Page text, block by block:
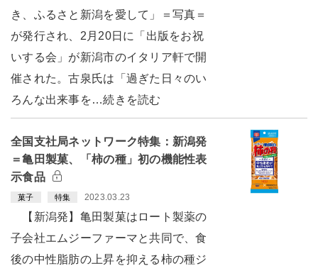
き、ふるさと新潟を愛して」＝写真＝
が発行され、2月20日に「出版をお祝
いする会」が新潟市のイタリア軒で開
催された。古泉氏は「過ぎた日々のい
ろんな出来事を…続きを読む
全国支社局ネットワーク特集：新潟発
＝亀田製菓、「柿の種」初の機能性表
示食品
菓子 特集 2023.03.23
【新潟発】亀田製菓はロート製薬の
子会社エムジーファーマと共同で、食
後の中性脂肪の上昇を抑える柿の種ジ